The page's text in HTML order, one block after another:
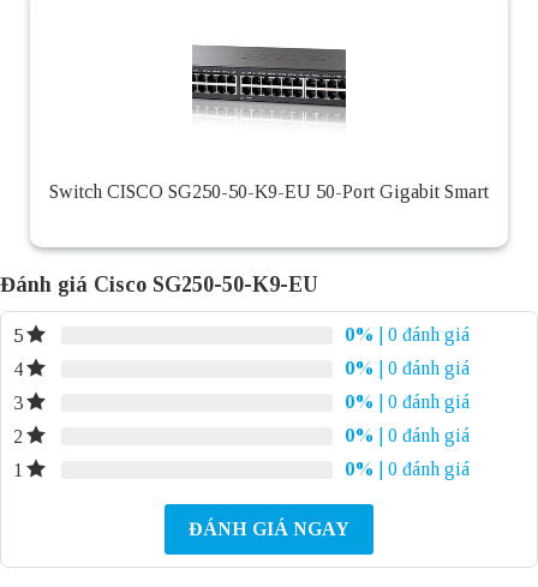
Switch CISCO SG250-50-K9-EU 50-Port Gigabit Smart
Đánh giá Cisco SG250-50-K9-EU
5 0%
| 0 đánh giá
4
0%
| 0 đánh giá
3
0%
| 0 đánh giá
2
0%
| 0 đánh giá
1
0% | 0 đánh giá
ĐÁNH GIÁ NGAY